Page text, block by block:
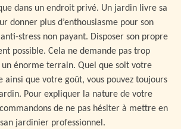
dans un endroit privé. Un jardin livre sa
donner plus d’enthousiasme pour son
stress non payant. Disposer son propre
possible. Cela ne demande pas trop
un énorme terrain. Quel que soit votre
ainsi que votre goût, vous pouvez toujours
Pour expliquer la nature de votre
de ne pas hésiter à mettre en
jardinier professionnel.